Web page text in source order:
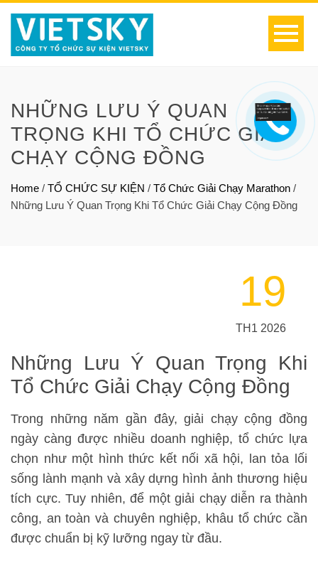
NHỮNG LƯU Ý QUAN
TRỌNG KHI TỔ CHỨC GIẢI
CHẠY CỘNG ĐỒNG
Home / TỔ CHỨC SỰ KIỆN / Tổ Chức Giải Chạy Marathon /
Những Lưu Ý Quan Trọng Khi Tổ Chức Giải Chạy Cộng Đồng
19
TH1 2026
Những Lưu Ý Quan Trọng Khi
Tổ Chức Giải Chạy Cộng Đồng
Trong những năm gần đây, giải chạy cộng đồng
ngày càng được nhiều doanh nghiệp, tổ chức lựa
chọn như một hình thức kết nối xã hội, lan tỏa lối
sống lành mạnh và xây dựng hình ảnh thương hiệu
tích cực. Tuy nhiên, để một giải chạy diễn ra thành
công, an toàn và chuyên nghiệp, khâu tổ chức cần
được chuẩn bị kỹ lưỡng ngay từ đầu.